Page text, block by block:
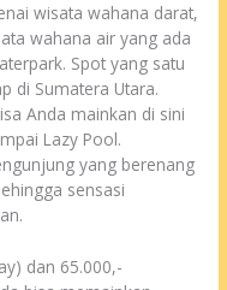
wisata wahana darat,
wahana air yang ada
Spot yang satu
di Sumatera Utara.
Anda mainkan di sini
Lazy Pool.
yang berenang
sensasi
dan 65.000,-